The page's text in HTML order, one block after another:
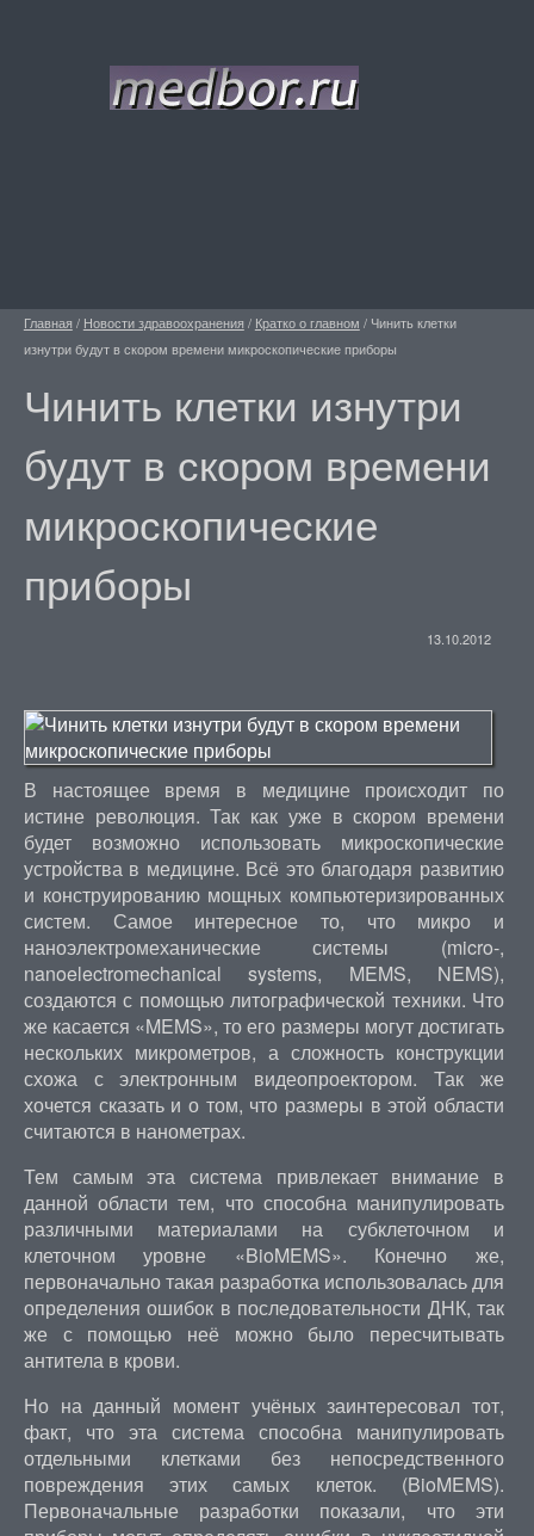
Главная / Новости здравоохранения / Кратко о главном / Чинить клетки
изнутри будут в скором времени микроскопические приборы
Чинить клетки изнутри
будут в скором времени
микроскопические
приборы
13.10.2012
В настоящее время в медицине происходит по
истине революция. Так как уже в скором времени
будет возможно использовать микроскопические
устройства в медицине. Всё это благодаря развитию
и конструированию мощных компьютеризированных
систем. Самое интересное то, что микро и
наноэлектромеханические системы (micro-,
nanoelectromechanical systems, MEMS, NEMS),
создаются с помощью литографической техники. Что
же касается «MEMS», то его размеры могут достигать
нескольких микрометров, а сложность конструкции
схожа с электронным видеопроектором. Так же
хочется сказать и о том, что размеры в этой области
считаются в нанометрах.
Тем самым эта система привлекает внимание в
данной области тем, что способна манипулировать
различными материалами на субклеточном и
клеточном уровне «BioMEMS». Конечно же,
первоначально такая разработка использовалась для
определения ошибок в последовательности ДНК, так
же с помощью неё можно было пересчитывать
антитела в крови.
Но на данный момент учёных заинтересовал тот,
факт, что эта система способна манипулировать
отдельными клетками без непосредственного
повреждения этих самых клеток. (BioMEMS).
Первоначальные разработки показали, что эти